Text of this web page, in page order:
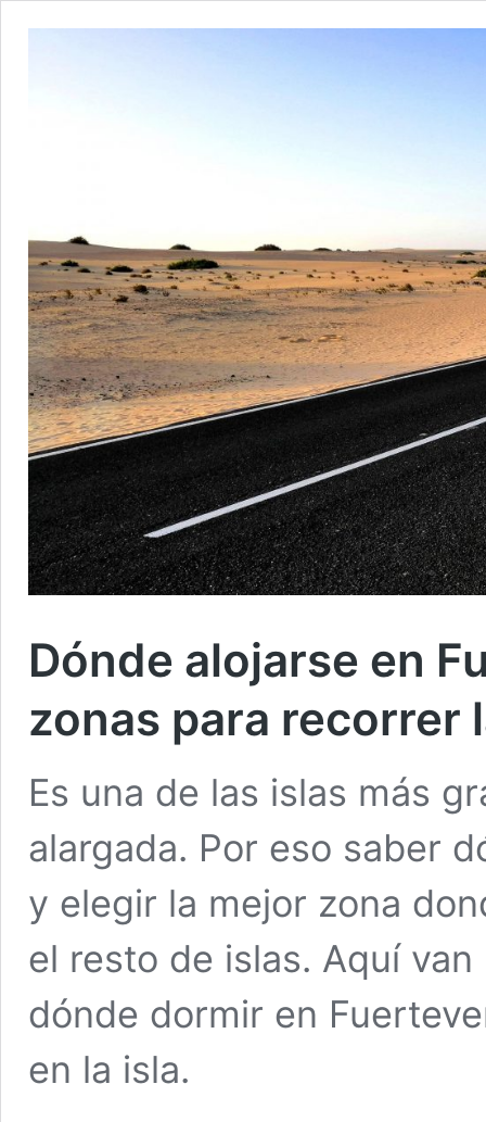
Dónde alojarse en
zonas para recorrer
Es una de las islas más
alargada. Por eso saber
y elegir la mejor zona
el resto de islas. Aquí
dónde dormir en
en la isla.